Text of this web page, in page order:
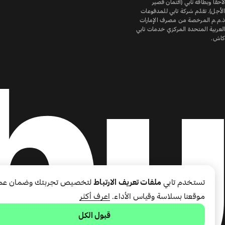
لاحقًا وبطاقة تابي (ائتمان قصير
الأجل). تقدّم شركة تابي للمدفوعات
ذ.م.م المرخصة من مصرف الإمارات
العربية المتحدة المركزي خدمات تابي
كاش.
تستخدم تابي ملفات تعريف الارتباطلتخصيص تجربتك وضمان
موقعنا بسلاسة وقياس الأداء. اعرف أكثر
قبول الكل